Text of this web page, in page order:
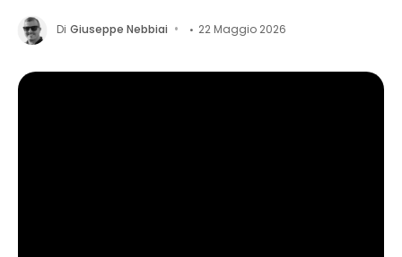
Di Giuseppe Nebbiai 22 Maggio 2026